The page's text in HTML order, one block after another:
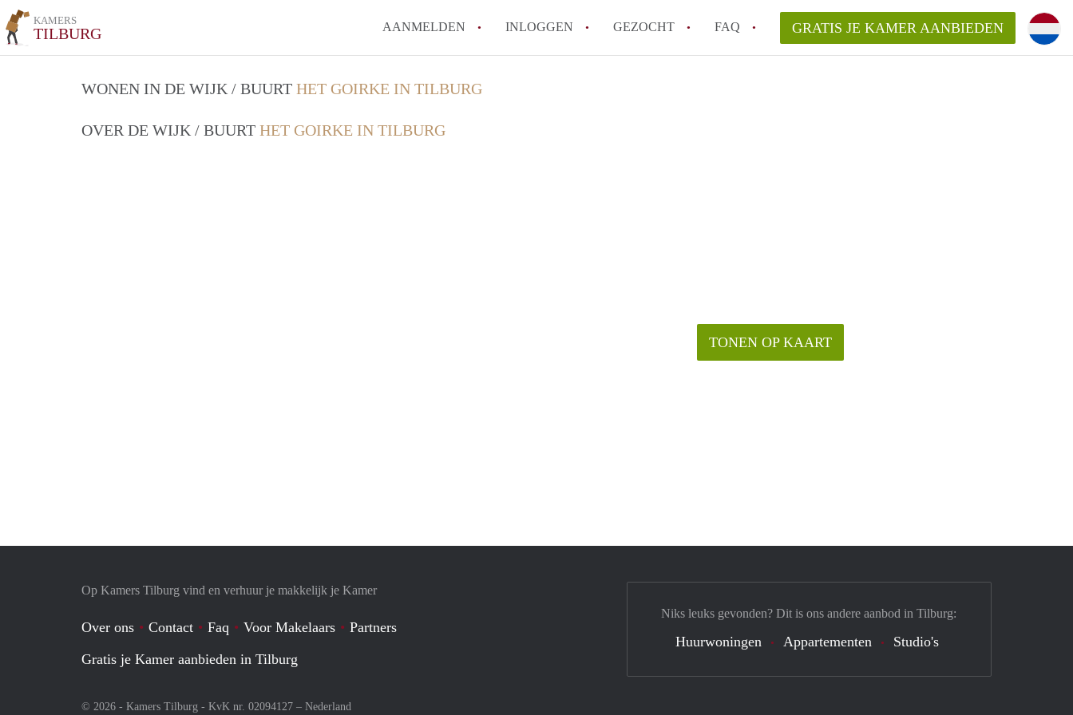
KAMERS
TILBURG AANMELDEN INLOGGEN GEZOCHT FAQ GRATIS JE KAMER AANBIEDEN
WONEN IN DE WIJK / BUURT HET GOIRKE IN TILBURG
OVER DE WIJK / BUURT HET GOIRKE IN TILBURG
TONEN OP KAART
Op Kamers Tilburg vind en verhuur je makkelijk je Kamer
Over ons Contact Faq Voor Makelaars
Partners
Gratis je Kamer aanbieden in Tilburg
© 2026 - Kamers Tilburg - KvK nr. 02094127 – Nederland
Niks leuks gevonden? Dit is ons andere aanbod in Tilburg:
Huurwoningen Appartementen Studio's